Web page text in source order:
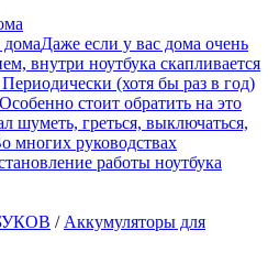
Даже если у вас дома очень
внутри ноутбука скапливается
(хотя бы раз в год)
стоит обратить на это
шуметь, греться, выключаться,
многих руководствах
работы ноутбука
/ Аккумуляторы для